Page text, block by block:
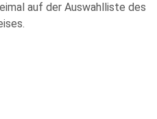
auf der Auswahlliste des